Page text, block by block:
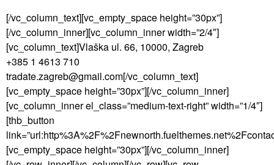
[/vc_column_text][vc_empty_space height=”30px”]
[/vc_column_inner][vc_column_inner width=”2/4″]
[vc_column_text]Vlaška ul. 66, 10000, Zagreb
+385 1 4613 710
tradate.zagreb@gmail.com[/vc_column_text]
[vc_empty_space height=”30px”][/vc_column_inner]
[vc_column_inner el_class=”medium-text-right” width=”1/4″]
[thb_button
[vc_empty_space height=”30px”][/vc_column_inner]